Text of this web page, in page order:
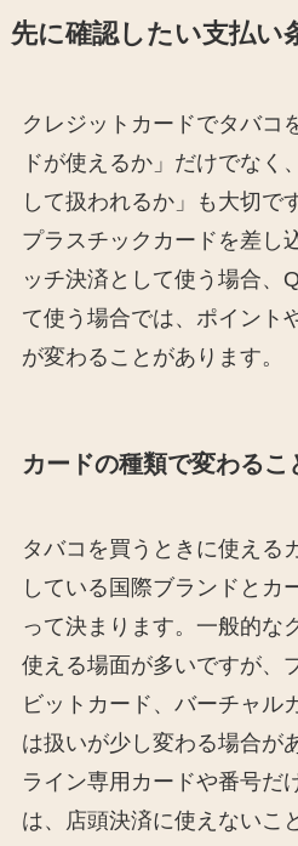
先に確認したい支払い
クレジットカードでタバコ
ドが使えるか」だけでなく
して扱われるか」も大切で
プラスチックカードを差し
ッチ決済として使う場合、
て使う場合では、ポイント
が変わることがあります。
カードの種類で変わるこ
タバコを買うときに使える
している国際ブランドとカ
って決まります。一般的な
使える場面が多いですが、
ビットカード、バーチャル
は扱いが少し変わる場合が
ライン専用カードや番号だ
は、店頭決済に使えないこ